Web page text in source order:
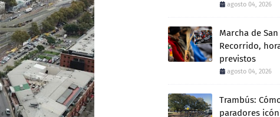
agosto 04, 2026
Marcha de
Recorrido,
previstos
agosto 04, 2026
Trambús:
paradores